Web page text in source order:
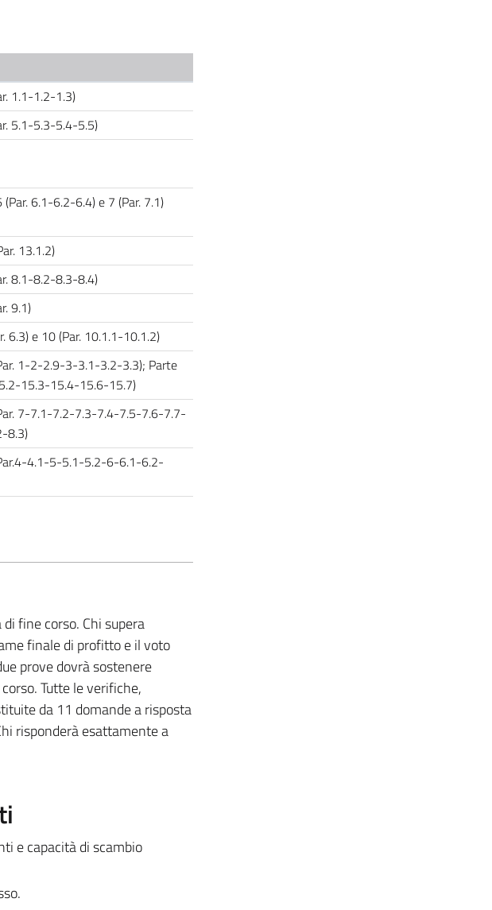
1.1-1.2-1.3)
5.1-5.3-5.4-5.5)
(Par. 6.1-6.2-6.4) e 7 (Par. 7.1)
13.1.2)
8.1-8.2-8.3-8.4)
9.1)
6.3) e 10 (Par. 10.1.1-10.1.2)
1-2-2.9-3-3.1-3.2-3.3); Parte
15.3-15.4-15.6-15.7)
7-7.1-7.2-7.3-7.4-7.5-7.6-7.7-
8.3)
4.1-5-5.1-5.2-6-6.1-6.2-
fine corso. Chi supera
finale di profitto e il voto
prove dovrà sostenere
Tutte le verifiche,
da 11 domande a risposta
risponderà esattamente a
e capacità di scambio